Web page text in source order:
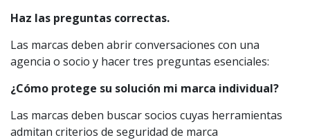
Haz las preguntas correctas.
Las marcas deben abrir conversaciones con una
agencia o socio y hacer tres preguntas esenciales:
¿Cómo protege su solución mi marca individual?
Las marcas deben buscar socios cuyas herramientas
admitan criterios de seguridad de marca